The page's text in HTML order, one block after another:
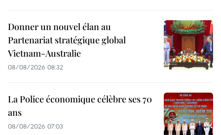
Donner un nouvel élan au
Partenariat stratégique global
Vietnam-Australie
08/08/2026 08:32
La Police économique célèbre ses 70
ans
08/08/2026 07:03